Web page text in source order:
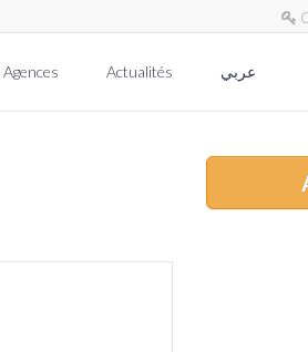
Agences Actualités